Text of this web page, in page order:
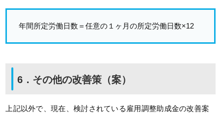
年間所定労働日数＝任意の１ヶ月の所定労働日数×12
6．その他の改善策（案）
上記以外で、現在、検討されている雇用調整助成金の改善案